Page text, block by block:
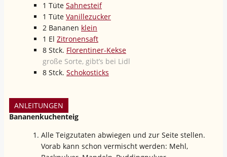
1 Tüte Sahnesteif
1 Tüte Vanillezucker
2 Bananen klein
1 El Zitronensaft
8 Stck. Florentiner-Kekse
große Sorte, gibt’s bei Lidl
8 Stck. Schokosticks
ANLEITUNGEN
Bananenkuchenteig
Alle Teigzutaten abwiegen und zur Seite stellen.
Vorab kann schon vermischt werden: Mehl,